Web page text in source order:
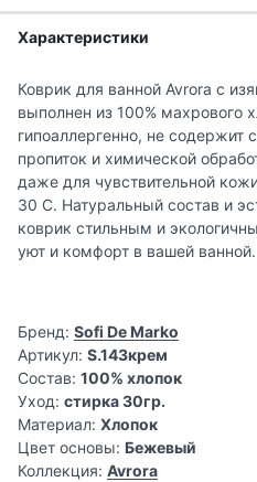
Характеристики
Коврик для ванной Avrora с
выполнен из 100% махрового
гипоаллергенно, не содержит
пропиток и химической
даже для чувствительной
30 С. Натуральный состав и
коврик стильным и
уют и комфорт в вашей ванной.
Бренд: Sofi De Marko
Артикул: S.143крем
Состав: 100% хлопок
Уход: стирка 30гр.
Материал: Хлопок
Цвет основы: Бежевый
Коллекция: Avrora